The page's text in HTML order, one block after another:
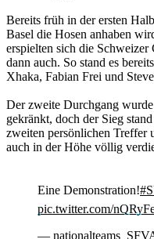
Bereits früh in der ersten
Basel die Hosen anhaben
erspielten sich die Schweizer
dann auch. So stand es
Xhaka, Fabian Frei und
Der zweite Durchgang
gekränkt, doch der Sieg
zweiten persönlichen Treffer
auch in der Höhe völlig
Eine Demonstration!
pic.twitter.com/
—